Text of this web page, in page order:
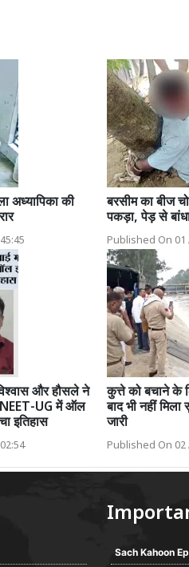
अध्यापिका की
बरसीम का बीज
पकड़ा, पेड़ से
Published On 01
और हौसले ने
NEET-UG में ऑल
इतिहास
कुत्ते को बचाने के
बाद भी नहीं
जारी
Published On 02
Sach Kahoon